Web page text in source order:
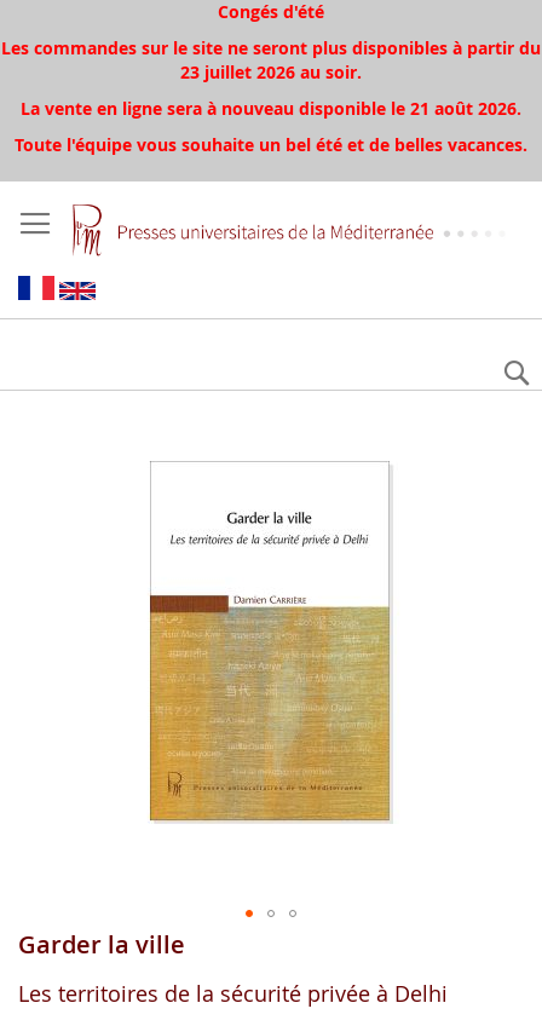
Congés d'été
Les commandes sur le site ne seront plus disponibles à partir du
23 juillet 2026 au soir.
La vente en ligne sera à nouveau disponible le 21 août 2026.
Toute l'équipe vous souhaite un bel été et de belles vacances.
Aller
début
Garder la ville
Les territoires de la sécurité privée à Delhi